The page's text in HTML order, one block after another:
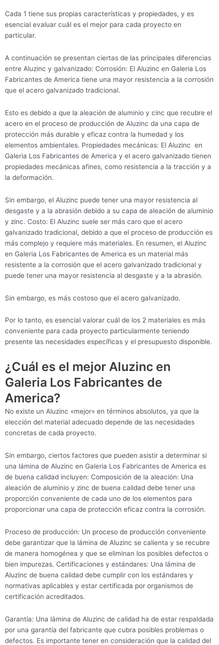
Cada 1 tiene sus propias características y propiedades, y es
esencial evaluar cuál es el mejor para cada proyecto en
particular.
A continuación se presentan ciertas de las principales diferencias
entre Aluzinc y galvanizado: Corrosión: El Aluzinc en Galeria Los
Fabricantes de America tiene una mayor resistencia a la corrosión
que el acero galvanizado tradicional.
Esto es debido a que la aleación de aluminio y cinc que recubre el
acero en el proceso de producción de Aluzinc da una capa de
protección más durable y eficaz contra la humedad y los
elementos ambientales. Propiedades mecánicas: El Aluzinc en
Galeria Los Fabricantes de America y el acero galvanizado tienen
propiedades mecánicas afines, como resistencia a la tracción y a
la deformación.
Sin embargo, el Aluzinc puede tener una mayor resistencia al
desgaste y a la abrasión debido a su capa de aleación de aluminio
y zinc. Costo: El Aluzinc suele ser más caro que el acero
galvanizado tradicional, debido a que el proceso de producción es
más complejo y requiere más materiales. En resumen, el Aluzinc
en Galeria Los Fabricantes de America es un material más
resistente a la corrosión que el acero galvanizado tradicional y
puede tener una mayor resistencia al desgaste y a la abrasión.
Sin embargo, es más costoso que el acero galvanizado.
Por lo tanto, es esencial valorar cuál de los 2 materiales es más
conveniente para cada proyecto particularmente teniendo
presente las necesidades específicas y el presupuesto disponible.
¿Cuál es el mejor Aluzinc en
Galeria Los Fabricantes de
America?
No existe un Aluzinc «mejor» en términos absolutos, ya que la
elección del material adecuado depende de las necesidades
concretas de cada proyecto.
Sin embargo, ciertos factores que pueden asistir a determinar si
una lámina de Aluzinc en Galeria Los Fabricantes de America es
de buena calidad incluyen: Composición de la aleación: Una
aleación de aluminio y zinc de buena calidad debe tener una
proporción conveniente de cada uno de los elementos para
proporcionar una capa de protección eficaz contra la corrosión.
Proceso de producción: Un proceso de producción conveniente
debe garantizar que la lámina de Aluzinc se calienta y se recubre
de manera homogénea y que se eliminan los posibles defectos o
bien impurezas. Certificaciones y estándares: Una lámina de
Aluzinc de buena calidad debe cumplir con los estándares y
normativas aplicables y estar certificada por organismos de
certificación acreditados.
Garantía: Una lámina de Aluzinc de calidad ha de estar respaldada
por una garantía del fabricante que cubra posibles problemas o
defectos. Es importante tener en consideración que la calidad del